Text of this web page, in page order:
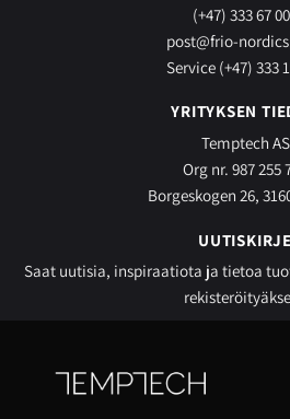
(+47) 333 67
post@frio-
Service (+47) 333
YRITYKSEN
Temptech AS
Org nr. 987 255
Borgeskogen 26,
UUTISKIRJE
Saat uutisia, inspiraatiota ja tietoa